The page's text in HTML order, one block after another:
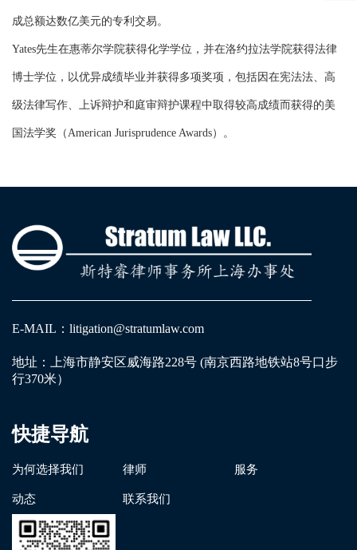
成总额达数亿美元的专利交易。
Yates先生在惠蒂尔学院获得化学学位，并在洛约拉法学院获得法律
博士学位，以优异成绩毕业并获得多项奖项，包括因在宪法法、高
级法律写作、上诉辩护和庭审辩护课程中取得较高成绩而获得的美
国法学奖（American Jurisprudence Awards）。
E-MAIL：litigation@stratumlaw.com
地址：上海市静安区威海路228号 (南京西路地铁站8号口步
行370米）
快捷导航
为何选择我们 律师 服务
动态 联系我们